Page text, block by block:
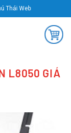
Thái Web
L8050 GIÁ